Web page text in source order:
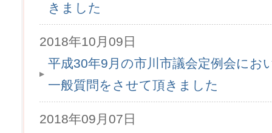
きました
2018年10月09日
平成30年9月の市川市議会定例会にお
一般質問をさせて頂きました
2018年09月07日